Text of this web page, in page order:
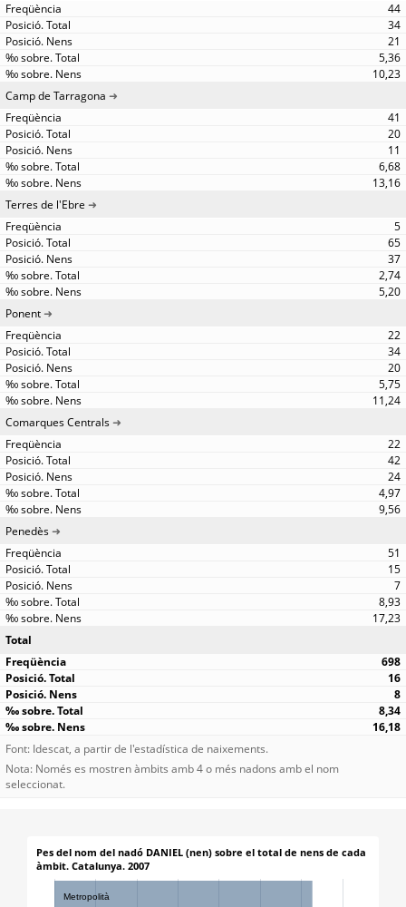
44
34
21
5,36
10,23
Camp de Tarragona
41
20
11
6,68
13,16
Terres de l'Ebre
5
65
37
2,74
5,20
Ponent
22
34
20
5,75
11,24
Comarques Centrals
22
42
24
4,97
9,56
Penedès
51
15
7
8,93
17,23
Total
698
16
8
8,34
16,18
Font: Idescat, a partir de l'estadística de naixements.
Nota: Només es mostren àmbits amb 4 o més nadons amb el nom
seleccionat.